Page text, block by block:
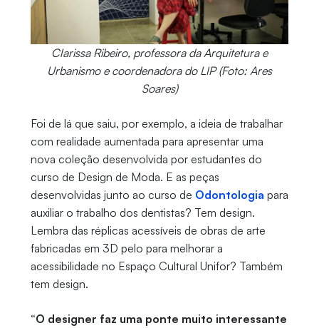
Clarissa Ribeiro, professora da Arquitetura e
Urbanismo e coordenadora do LIP (Foto: Ares
Soares)
Foi de lá que saiu, por exemplo, a ideia de trabalhar
com realidade aumentada para apresentar uma
nova coleção desenvolvida por estudantes do
curso de Design de Moda. E as peças
desenvolvidas junto ao curso de Odontologia para
auxiliar o trabalho dos dentistas? Tem design.
Lembra das réplicas acessíveis de obras de arte
fabricadas em 3D pelo para melhorar a
acessibilidade no Espaço Cultural Unifor? Também
tem design.
“O designer faz uma ponte muito interessante